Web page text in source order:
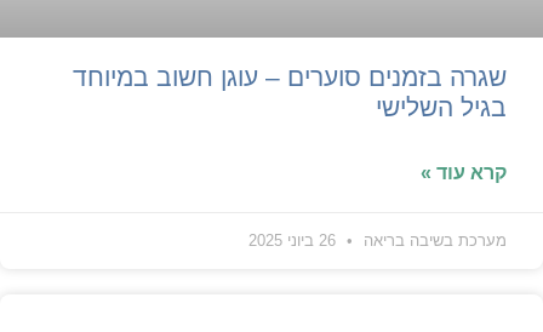
שגרה בזמנים סוערים – עוגן חשוב במיוחד
בגיל השלישי
קרא עוד »
מערכת בשיבה בריאה